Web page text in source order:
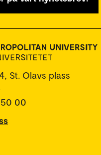
St. Olavs plass
50 00